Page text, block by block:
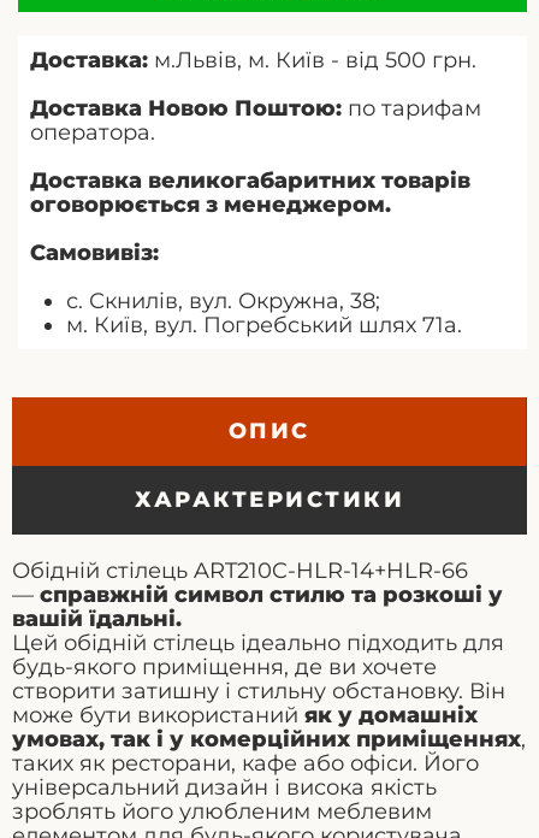
Доставка: м.Львів, м. Київ - від 500 грн.
Доставка Новою Поштою: по тарифам
оператора.
Доставка великогабаритних товарів
оговорюється з менеджером.
Самовивіз:
с. Скнилів, вул. Окружна, 38;
м. Київ, вул. Погребський шлях 71а.
ОПИС
ХАРАКТЕРИСТИКИ
Обідній стілець ART210C-HLR-14+HLR-66
— справжній символ стилю та розкоші у
вашій їдальні.
Цей обідній стілець ідеально підходить для
будь-якого приміщення, де ви хочете
створити затишну і стильну обстановку. Він
може бути використаний як у домашніх
умовах, так і у комерційних приміщеннях,
таких як ресторани, кафе або офіси. Його
універсальний дизайн і висока якість
зроблять його улюбленим меблевим